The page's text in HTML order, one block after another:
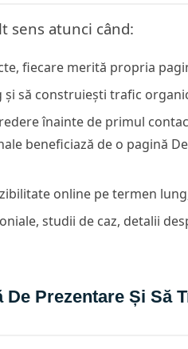
sens atunci când:
fiecare merită propria
și să construiești trafic
înainte de primul
beneficiază de o pagină
online pe termen
studii de caz, detalii
De Prezentare Și Să